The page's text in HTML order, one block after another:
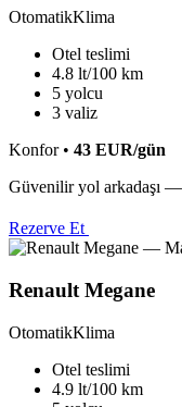
OtomatikKlima
Otel teslimi
4.8 lt/100 km
5 yolcu
3 valiz
Konfor• 43 EUR/gün
Güvenilir yol arkadaşı
Rezerve Et
Renault Megane
OtomatikKlima
Otel teslimi
4.9 lt/100 km